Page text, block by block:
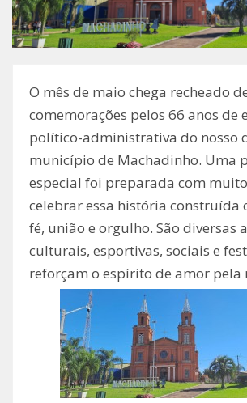
O mês de maio chega recheado
comemorações pelos 66 anos de
político-administrativa do nosso
município de Machadinho. Uma
especial foi preparada com
celebrar essa história construída
fé, união e orgulho. São diversas
culturais, esportivas, sociais e
reforçam o espírito de amor pela